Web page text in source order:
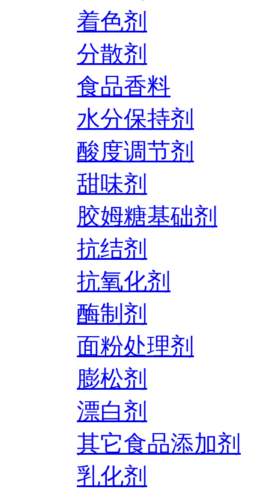
着色剂
分散剂
食品香料
水分保持剂
酸度调节剂
甜味剂
胶姆糖基础剂
抗结剂
抗氧化剂
酶制剂
面粉处理剂
膨松剂
漂白剂
其它食品添加剂
乳化剂